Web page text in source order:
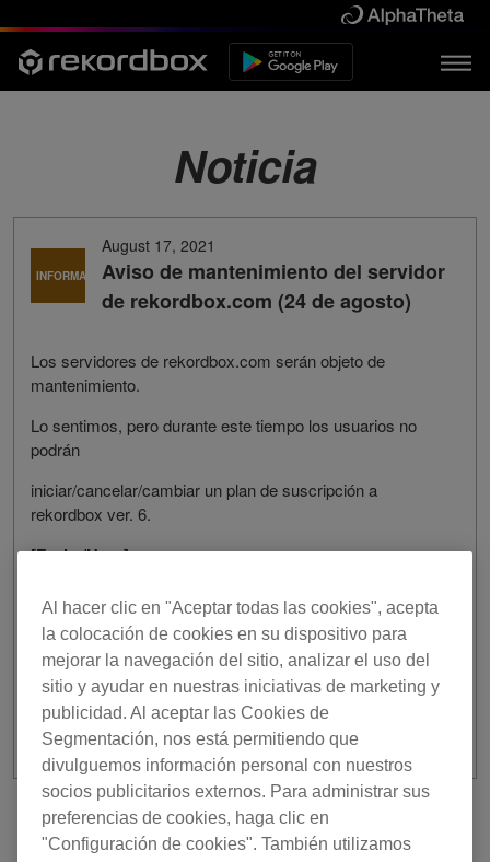
Noticia
INFORMACIÓN
August 17, 2021
Aviso de mantenimiento del servidor
de rekordbox.com (24 de agosto)
Los servidores de rekordbox.com serán objeto de
mantenimiento.
Lo sentimos, pero durante este tiempo los usuarios no
podrán
iniciar/cancelar/cambiar un plan de suscripción a
rekordbox ver. 6.
[Fecha/Hora]
24 de agosto de 2021 / De 6:15 a 7:00 h UTC
Sentimos los inconvenientes que esta situación pueda
provocar y agradecemos de antemano su comprensión.
Anterior
Volver a la lista
Al hacer clic en "Aceptar todas las cookies", acepta
la colocación de cookies en su dispositivo para
mejorar la navegación del sitio, analizar el uso del
sitio y ayudar en nuestras iniciativas de marketing y
publicidad. Al aceptar las Cookies de
Segmentación, nos está permitiendo que
divulguemos información personal con nuestros
socios publicitarios externos. Para administrar sus
preferencias de cookies, haga clic en
"Configuración de cookies". También utilizamos